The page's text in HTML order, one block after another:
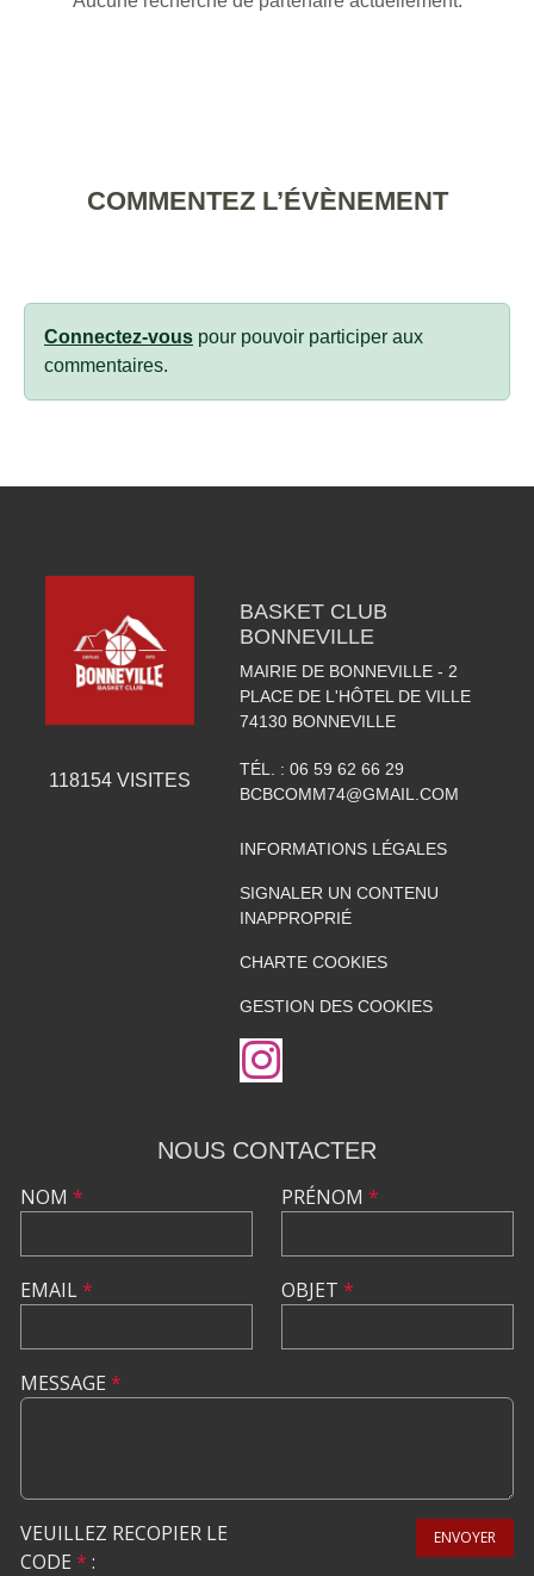
COMMENTEZ L’ÉVÈNEMENT
Connectez-vous pour pouvoir participer aux
commentaires.
118154VISITES
BASKET CLUB
BONNEVILLE
MAIRIE DE BONNEVILLE - 2
PLACE DE L'HÔTEL DE VILLE
74130 BONNEVILLE
TÉL. : 06 59 62 66 29
BCBCOMM74@GMAIL.COM
INFORMATIONS LÉGALES
SIGNALER UN CONTENU
INAPPROPRIÉ
CHARTE COOKIES
GESTION DES COOKIES
NOUS CONTACTER
NOM *
EMAIL*
PRÉNOM *
OBJET *
MESSAGE *
VEUILLEZ RECOPIER LE
CODE * :
ENVOYER